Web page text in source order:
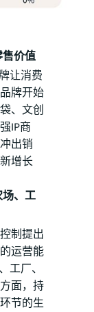
售价值
让消费
牌开始
、文创
IP商
出销
增长
、工
制提出
运营能
工厂、
面，持
节的生